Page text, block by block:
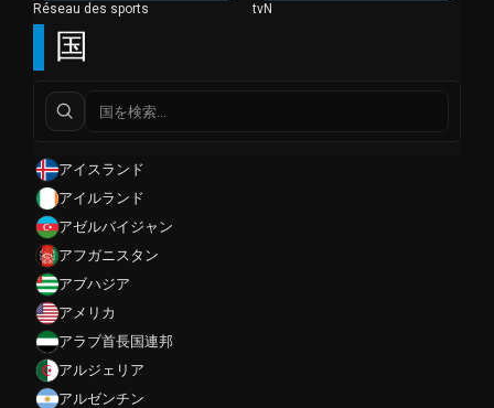
国
アイスランド
アイルランド
アゼルバイジャン
アフガニスタン
アブハジア
アメリカ
アラブ首長国連邦
アルジェリア
アルゼンチン
Réseau des sports tvN